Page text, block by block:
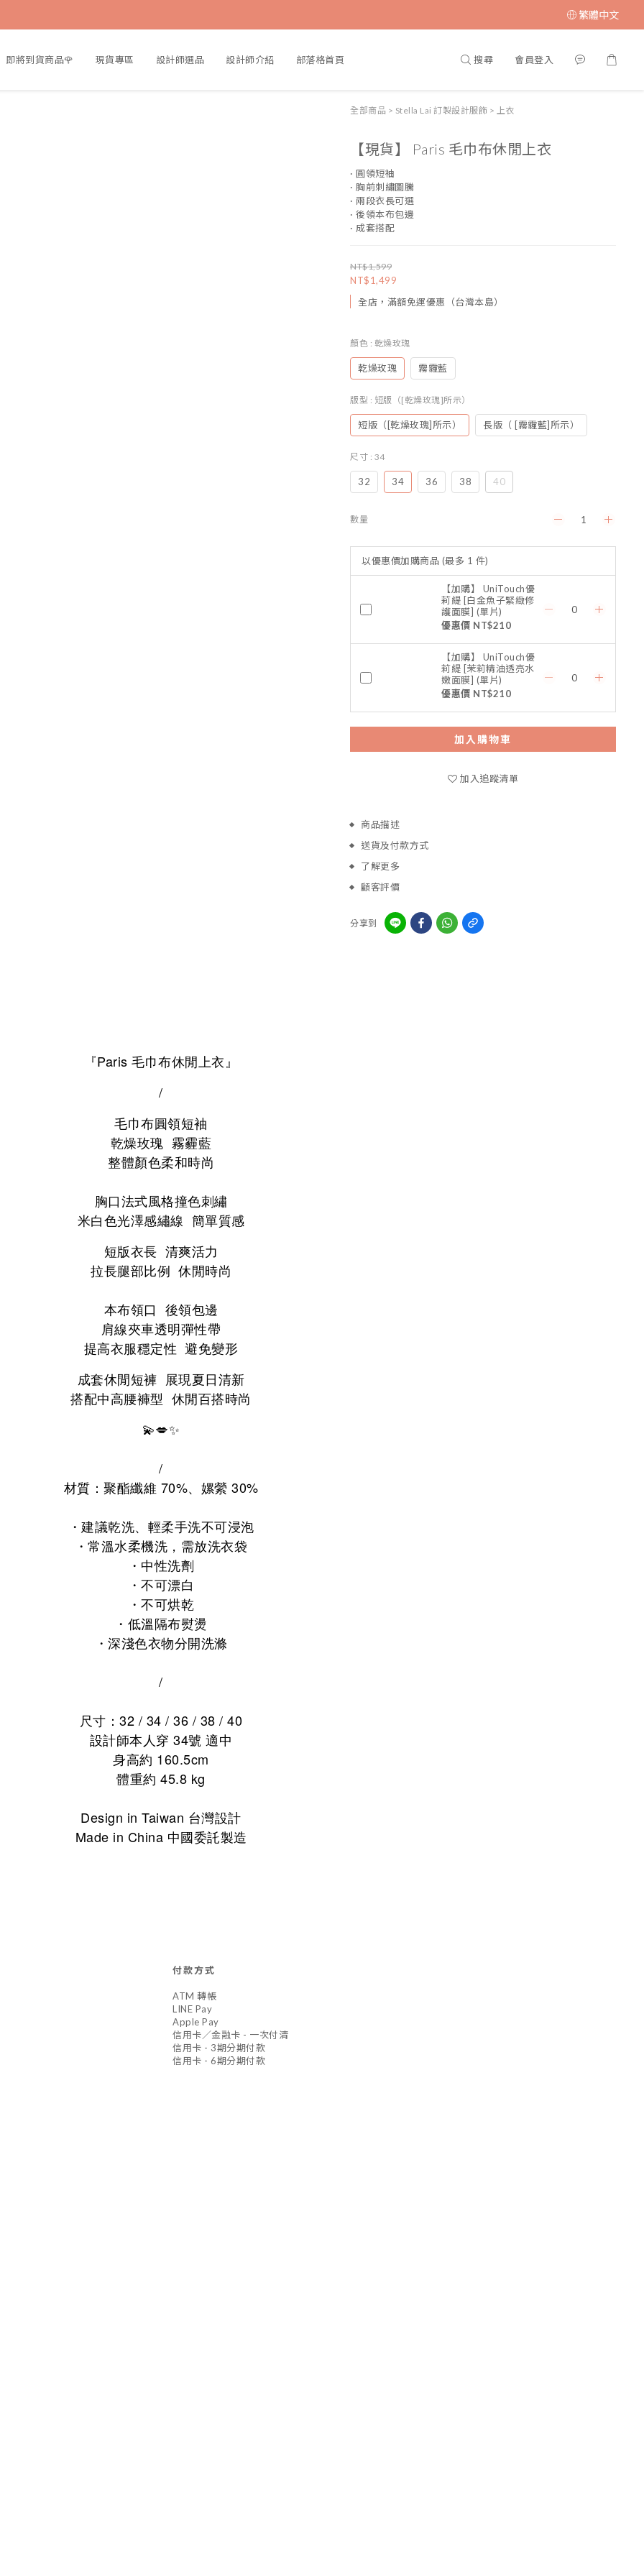
繁體中文
即將到貨商品🌹 現貨專區 設計師選品 設計師介紹 部落格首頁 搜尋 會員登入
全部商品 > Stella Lai 訂製設計服飾 > 上衣
【現貨】 Paris 毛巾布休閒上衣
· 圓領短袖
· 胸前刺繡圖騰
· 兩段衣長可選
· 後領本布包邊
· 成套搭配
NT$1,599
NT$1,499
全店，滿額免運優惠（台灣本島）
顏色 : 乾燥玫瑰
乾燥玫瑰 霧霾藍
版型 : 短版（[乾燥玫瑰]所示）
短版（[乾燥玫瑰]所示） 長版（ [霧霾藍]所示）
尺寸 : 34
32 34 36 38 40
數量
以優惠價加購商品 (最多 1 件)
【加購】 UniTouch優
莉緹 [白金魚子緊緻修
護面膜] (單片)
優惠價 NT$210
【加購】 UniTouch優
莉緹 [茉莉精油透亮水
嫩面膜] (單片)
優惠價 NT$210
加入購物車
加入追蹤清單
商品描述
送貨及付款方式
了解更多
顧客評價
分享到
『Paris 毛巾布休閒上衣』
/
毛巾布圓領短袖
乾燥玫瑰 霧霾藍
整體顏色柔和時尚
胸口法式風格撞色刺繡
米白色光澤感繡線 簡單質感
短版衣長 清爽活力
拉長腿部比例 休閒時尚
本布領口 後領包邊
肩線夾車透明彈性帶
提高衣服穩定性 避免變形
成套休閒短褲 展現夏日清新
搭配中高腰褲型 休閒百搭時尚
💫💋✨
/
材質： 聚酯纖維 70%、 嫘縈 30%
・ 建議乾洗、輕柔手洗不可浸泡
・常溫水柔機洗， 需放洗衣袋
・ 中性洗劑
・不可漂白
・不可烘乾
・ 低溫隔布熨燙
・ 深淺色衣物分開洗滌
/
尺寸：32 / 34 / 36 / 38 / 40
設計師本人穿 34號 適中
身高約 160.5cm
體重約 45.8 kg
Design in Taiwan 台灣設計
Made in China 中國委託製造
付款方式
ATM 轉帳
LINE Pay
Apple Pay
信用卡／金融卡 - 一次付清
信用卡 - 3期分期付款
信用卡 - 6期分期付款